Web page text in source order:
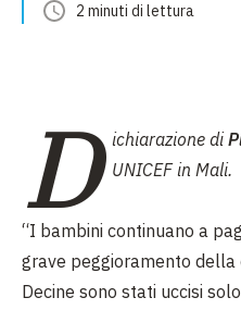
2 minuti di lettura
D ichiarazione di
UNICEF in Mali.
“I bambini continuano a
grave peggioramento della
Decine sono stati uccisi